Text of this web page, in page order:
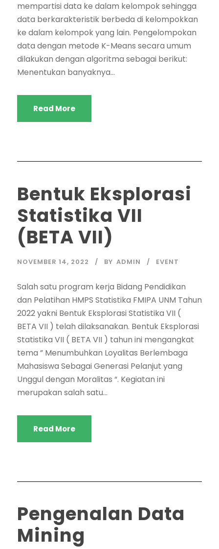
mempartisi data ke dalam kelompok sehingga
data berkarakteristik berbeda di kelompokkan
ke dalam kelompok yang lain. Pengelompokan
data dengan metode K-Means secara umum
dilakukan dengan algoritma sebagai berikut:
Menentukan banyaknya...
Read More
Bentuk Eksplorasi
Statistika VII
(BETA VII)
NOVEMBER 14, 2022 BY ADMIN EVENT
Salah satu program kerja Bidang Pendidikan
dan Pelatihan HMPS Statistika FMIPA UNM Tahun
2022 yakni Bentuk Eksplorasi Statistika VII (
BETA VII ) telah dilaksanakan. Bentuk Eksplorasi
Statistika VII ( BETA VII ) tahun ini mengangkat
tema ” Menumbuhkan Loyalitas Berlembaga
Mahasiswa Sebagai Generasi Pelanjut yang
Unggul dengan Moralitas “. Kegiatan ini
merupakan salah satu...
Read More
Pengenalan Data
Mining